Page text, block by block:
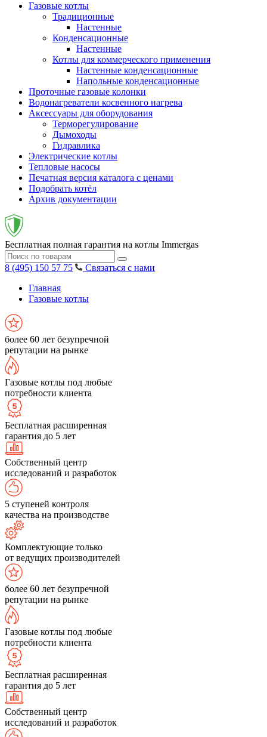
Газовые котлы
Традиционные
Настенные
Конденсационные
Настенные
Котлы для коммерческого применения
Настенные конденсационные
Напольные конденсационные
Проточные газовые колонки
Водонагреватели косвенного нагрева
Аксессуары для оборудования
Терморегулирование
Дымоходы
Гидравлика
Электрические котлы
Тепловые насосы
Печатная версия каталога с ценами
Подобрать котёл
Архив документации
Бесплатная полная гарантия на котлы Immergas
8 (495) 150 57 75
Связаться с нами
Главная
Газовые котлы
более 60 лет безупречной
репутации на рынке
Газовые котлы под любые
потребности клиента
Бесплатная расширенная
гарантия до 5 лет
Собственный центр
исследований и разработок
5 ступеней контроля
качества на производстве
Комплектующие только
от ведущих производителей
более 60 лет безупречной
репутации на рынке
Газовые котлы под любые
потребности клиента
Бесплатная расширенная
гарантия до 5 лет
Собственный центр
исследований и разработок